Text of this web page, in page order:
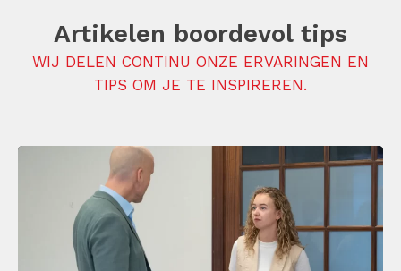
Artikelen boordevol tips
WIJ DELEN CONTINU ONZE ERVARINGEN EN
TIPS OM JE TE INSPIREREN.